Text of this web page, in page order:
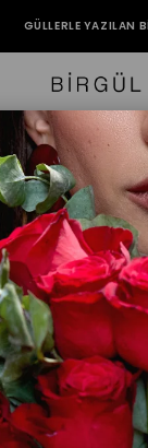
GÜLLERLE YAZILAN
2000₺ VE ÜZERİ